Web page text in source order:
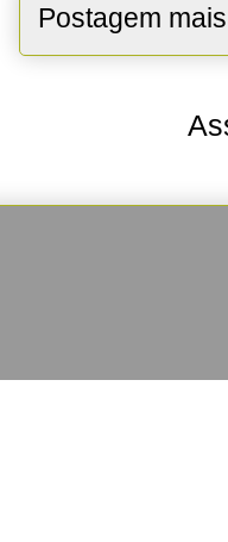
Postagem